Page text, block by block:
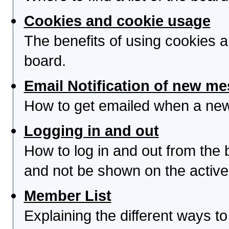
Cookies and cookie usage
The benefits of using cookies
board.
Email Notification of new
How to get emailed when a
Logging in and out
How to log in and out from the
and not be shown on the
Member List
Explaining the different ways